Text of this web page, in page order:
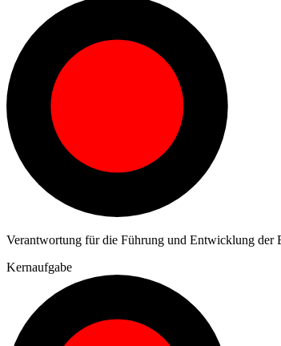
Verantwortung für die Führung und Entwicklung der
Kernaufgabe